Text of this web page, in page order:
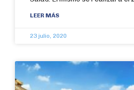
LEER MÁS
23 julio, 2020